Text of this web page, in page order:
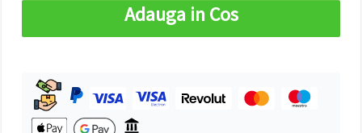
toate!
Adauga in Cos